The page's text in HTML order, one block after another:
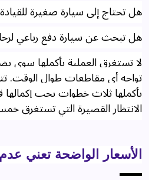
هل تحتاج إلى سيارة صغيرة
هل تبحث عن سيارة دفع رباعي
لا تستغرق العملية بأكملها سوى
تواجه أي مقاطعات طوال الوقت.
بأكملها ثلاث خطوات يجب إكمالها
الانتظار القصيرة التي تستغرق
الأسعار الواضحة تعني